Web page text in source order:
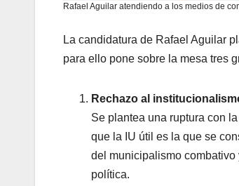
Rafael Aguilar atendiendo a los medios de
La candidatura de Rafael Aguilar
para ello pone sobre la mesa tres
Rechazo al
Se plantea una ruptura con
que la IU útil es la que se
del municipalismo
política.